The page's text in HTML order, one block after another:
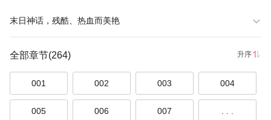
末日神话，残酷、热血而美艳
全部章节(264) 升序
001 002 003 004
005 006 007 . . .